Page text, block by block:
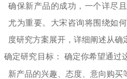
确保新产品的成功，一个详尽
尤为重要。 大宋咨询将围绕如
度研究方案展开，详细阐述从确
确定研究目标：
确定你希望通过
新产品的兴趣、态度、意向购买